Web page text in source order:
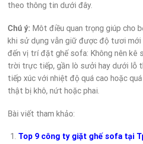
theo thông tin dưới đây.
Chú ý: Môt điều quan trọng giúp cho
khi sử dụng vẫn giữ được độ tươi mới
đến vị trí đặt ghế sofa: Không nên kê
trời trực tiếp, gần lò sưởi hay dưới lỗ
tiếp xúc với nhiệt độ quá cao hoặc
thật bị khô, nứt hoặc phai.
Bài viết tham khảo:
Top 9 công ty giặt ghế sofa tại